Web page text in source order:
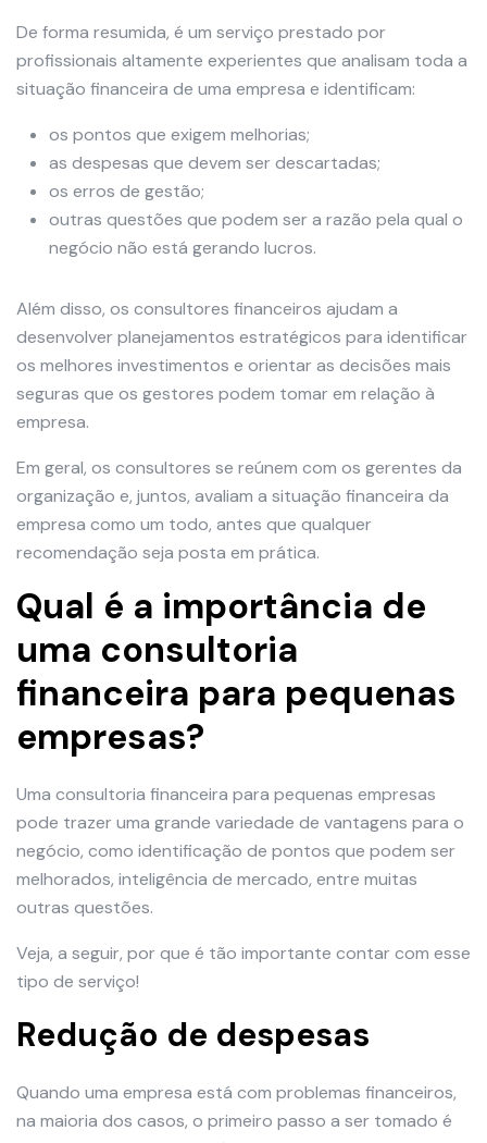
De forma resumida, é um serviço prestado por
profissionais altamente experientes que analisam toda a
situação financeira de uma empresa e identificam:
os pontos que exigem melhorias;
as despesas que devem ser descartadas;
os erros de gestão;
outras questões que podem ser a razão pela qual o
negócio não está gerando lucros.
Além disso, os consultores financeiros ajudam a
desenvolver planejamentos estratégicos para identificar
os melhores investimentos e orientar as decisões mais
seguras que os gestores podem tomar em relação à
empresa.
Em geral, os consultores se reúnem com os gerentes da
organização e, juntos, avaliam a situação financeira da
empresa como um todo, antes que qualquer
recomendação seja posta em prática.
Qual é a importância de
uma consultoria
financeira para pequenas
empresas?
Uma consultoria financeira para pequenas empresas
pode trazer uma grande variedade de vantagens para o
negócio, como identificação de pontos que podem ser
melhorados, inteligência de mercado, entre muitas
outras questões.
Veja, a seguir, por que é tão importante contar com esse
tipo de serviço!
Redução de despesas
Quando uma empresa está com problemas financeiros,
na maioria dos casos, o primeiro passo a ser tomado é